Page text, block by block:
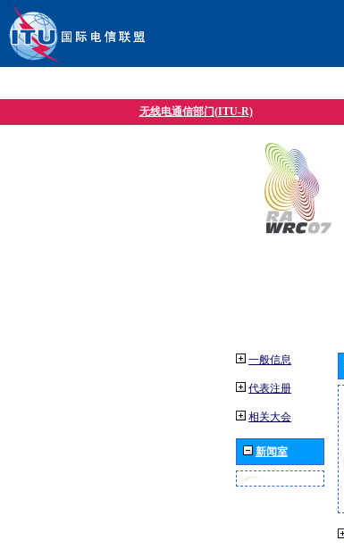
无线电通信部门(ITU-R)
一般信息
代表注册
相关大会
新闻室